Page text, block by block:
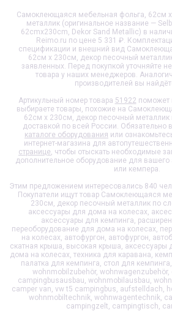
Самоклеющаяся мебельная фольга, 62см
металлик (оригинальное название —
62cmx230cm, Dekor Sand Metallic) в
Reimo.ru по цене 5 331 ₽.
спецификации и внешний вид
62см x 230см, декор песочный
заявленных. Перед покупкой уточняйте
товара у наших менеджеров.
производителей вы
Артикульный номер товара 51922 поможет
выбираете товары, похожие на
62см x 230см, декор песочный металлик
доставкой по всей России. Обязательно
каталоге оборудования или
интернет-магазина для
странице , чтобы отыскать необходимые
дополнительное оборудование для
или кемпера.
Этим предложением интересовались 840
Покупатели ищут товар Самоклеющаяся
230см, декор песочный металлик по
аксессуары для дома на колесах,
аксессуары для кемпинга,
переоборудование для дома на колесах,
на колесах, автофургон, автофургон,
скатная крыша, высокая крыша, аксессуары
дома на колесах, техника для каравана,
палатка для кемпинга, стол для
wohnmobilzubehör, wohnwagenzubehör,
campingbusausbau, wohnmobilausbau,
camper van, vw t5 campingbus, aufstelldach,
wohnmobiltechnik, wohnwagentechnik,
campingzelt, campingtisch,